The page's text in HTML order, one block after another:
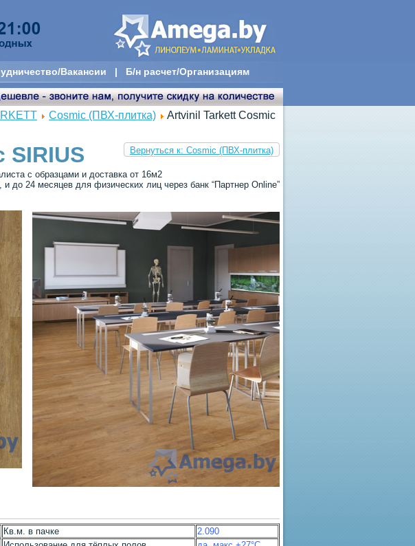
Вакансии | Б/н расчет/Организациям
Cosmic (ПВХ-плитка)
Artvinil Tarkett Cosmic
Вернуться к: Cosmic (ПВХ-плитка)
с образцами и доставка от 16м2
до 24 месяцев для физических лиц через банк “Партнер Online”
Кв.м. в пачке
2.090